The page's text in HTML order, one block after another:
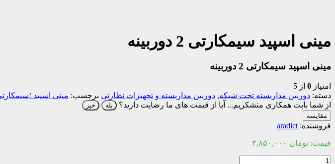
مینی اسپید سیمکارتی 2 دوربینه
مینی اسپید سیمکارتی 2 دوربینه
امتیاز 0 از 5
دسته: دوربین مداربسته تحت شبکه, دوربین مداربسته و تجهیزات نظارتی برچسب: مینی اسپید ؛سیمکارتی ؛ 2
از شما بابت همکاری متشکریم... آیا از قیمت های ما رضایت دارید؟ بله
خیر
مقایسه
فروشنده: aradict
قیمت: تومان
مینی